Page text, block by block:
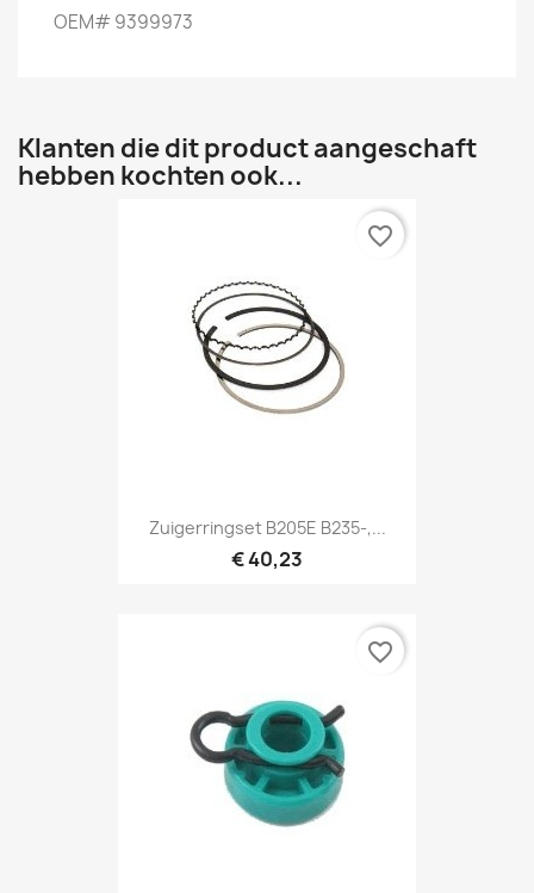
OEM# 9399973
Klanten die dit product aangeschaft
hebben kochten ook...
Zuigerringset B205E B235-,...
€ 40,23
favorite_border
favorite_border